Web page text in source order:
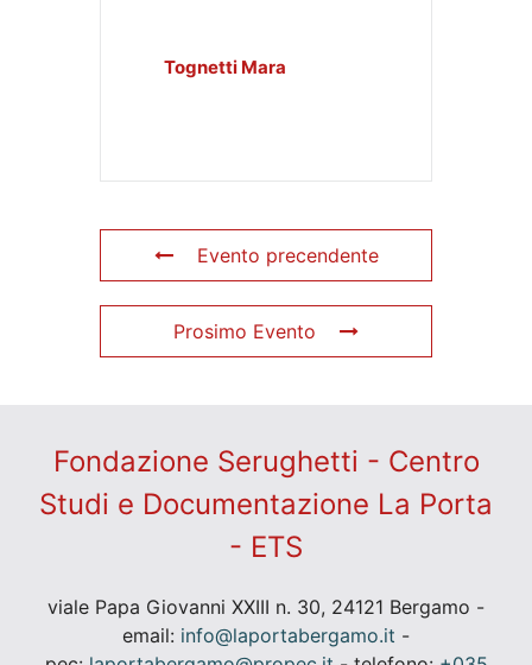
Tognetti Mara
Evento precendente
Prosimo Evento
Fondazione Serughetti - Centro
Studi e Documentazione La Porta
- ETS
viale Papa Giovanni XXIII n. 30, 24121 Bergamo -
email: info@laportabergamo.it -